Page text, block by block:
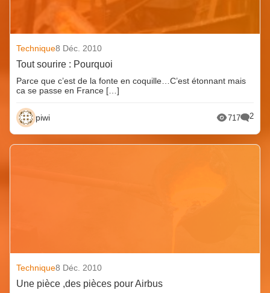
Technique8 Déc. 2010
Tout sourire : Pourquoi
Parce que c’est de la fonte en coquille…C’est étonnant mais
ca se passe en France […]
piwi 717 2
Technique8 Déc. 2010
Une pièce ,des pièces pour Airbus